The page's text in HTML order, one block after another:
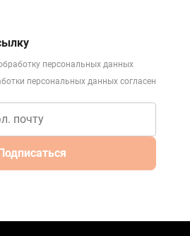
персональных данных
персональных данных согласен